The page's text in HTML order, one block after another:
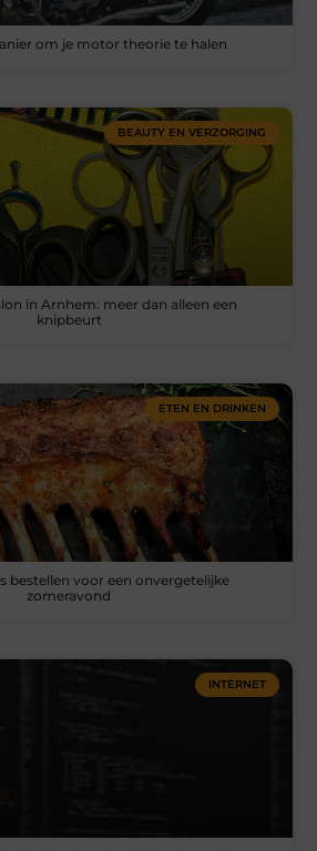
om je motor theorie te halen
BEAUTY EN VERZORGING
in Arnhem: meer dan alleen een
knipbeurt
ETEN EN DRINKEN
bestellen voor een onvergetelijke
zomeravond
INTERNET